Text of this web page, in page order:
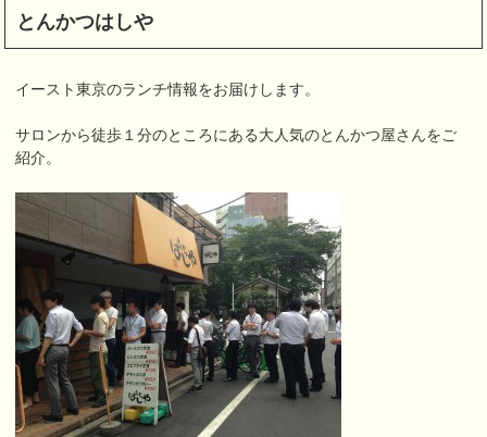
とんかつはしや
イースト東京のランチ情報をお届けします。
サロンから徒歩１分のところにある大人気のとんかつ屋さんをご
紹介。